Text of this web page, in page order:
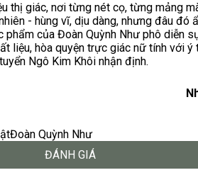
thị giác, nơi từng nét cọ, từng mảng
- hùng vĩ, dịu dàng, nhưng đâu đó
phẩm của Đoàn Quỳnh Như phô diễn
liệu, hòa quyện trực giác nữ tính với ý
Ngô Kim Khôi nhận định.
Đoàn Quỳnh Như
ĐÁNH GIÁ